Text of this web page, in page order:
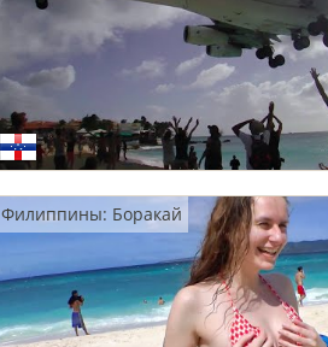
Филиппины: Боракай